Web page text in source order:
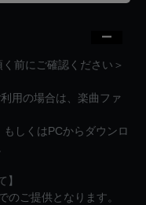
前にご確認ください＞
用の場合は、楽曲ファ
しくはPCからダウンロ
】
のご提供となります。